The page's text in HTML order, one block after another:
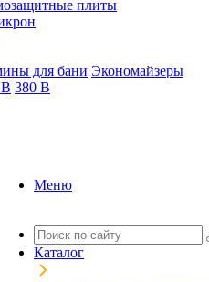
плиты
для бани Экономайзеры
В 380 В
Меню
Каталог